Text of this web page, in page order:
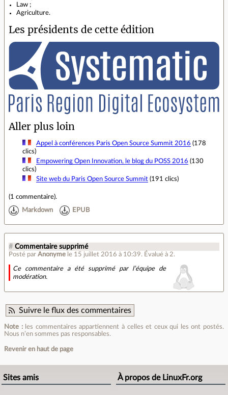
Law ;
Agriculture.
Les présidents de cette édition
Aller plus loin
Appel à conférences Paris Open Source Summit 2016 (178
clics)
Empowering Open Innovation, le blog du POSS 2016 (130
clics)
Site web du Paris Open Source Summit(191 clics)
(1 commentaire).
Markdown EPUB
# Commentaire supprimé
Posté par Anonyme le 15 juillet 2016 à 10:39. Évalué à 2.
Ce commentaire a été supprimé par l’équipe de
modération.
Suivre le flux des commentaires
Note :les commentaires appartiennent à celles et ceux qui les ont postés.
Nous n’en sommes pas responsables.
Revenir en haut de page
Sites amis À propos de LinuxFr.org